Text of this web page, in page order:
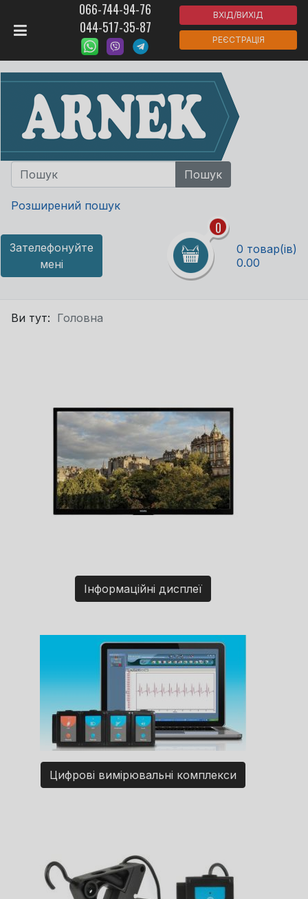
066-744-94-76
044-517-35-87
ВХІД/ВИХІД
РЕЄСТРАЦІЯ
Розширений пошук
Зателефонуйте
мені
0
0 товар(ів)
0.00
Ви тут: Головна
Інформаційні дисплеї
Цифрові вимірювальні комплекси